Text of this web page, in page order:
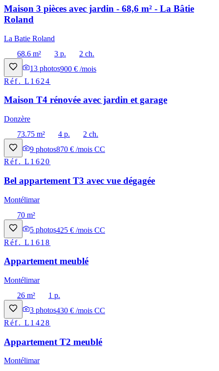
Maison 3 pièces avec jardin - 68,6 m² - La Bâtie
Roland
La Batie Roland
68.6 m²
3 p.
2 ch.
13 photos900 € /mois
Réf.L1624
Maison T4 rénovée avec jardin et garage
Donzère
73.75 m²
4 p.
2 ch.
9 photos870 € /mois CC
Réf.L1620
Bel appartement T3 avec vue dégagée
Montélimar
70 m²
5 photos425 € /mois CC
Réf.L1618
Appartement meublé
Montélimar
26 m²
1 p.
3 photos430 € /mois CC
Réf.L1428
Appartement T2 meublé
Montélimar